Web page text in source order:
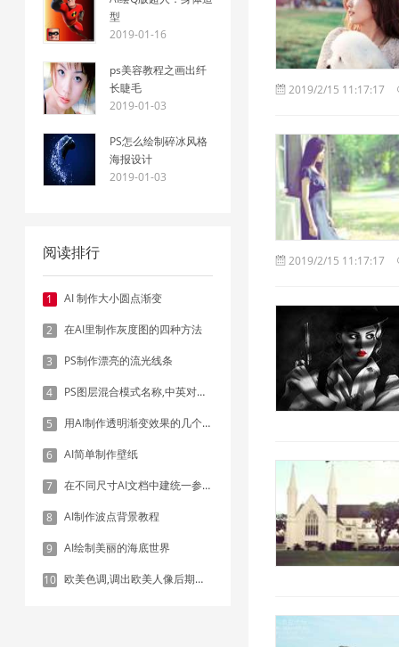
型
2019-01-16
ps美容教程之画出纤
长睫毛
2019-01-03
PS怎么绘制碎冰风格
海报设计
2019-01-03
阅读排行
1 AI 制作大小圆点渐变
2 在AI里制作灰度图的四种方法
3 PS制作漂亮的流光线条
4 PS图层混合模式名称,中英对照表
5 用AI制作透明渐变效果的几个方法
6 AI简单制作壁纸
7 在不同尺寸AI文档中建统一参考线 - 方法1：对齐和分布
8 AI制作波点背景教程
9 AI绘制美丽的海底世界
10 欧美色调,调出欧美人像后期色调实例
2019/2/15 11:17:17
2019/2/15 11:17:17